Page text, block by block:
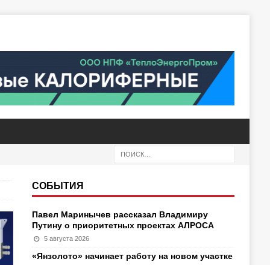
СОБЫТИЯ
Павел Маринычев рассказал Владимиру
Путину о приоритетных проектах АЛРОСА
5 августа 2026
«Янзолото» начинает работу на новом участке